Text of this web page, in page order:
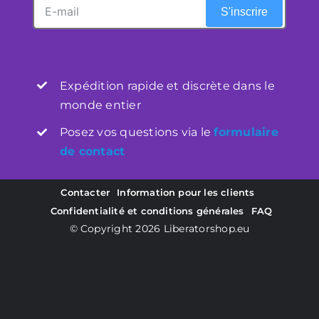
S'inscrire
Expédition rapide et discrète dans le
monde entier
Posez vos questions via leformulaire
de contact
Contacter
Information pour les clients
Confidentialité et conditions générales
FAQ
© Copyright 2026 Liberatorshop.eu